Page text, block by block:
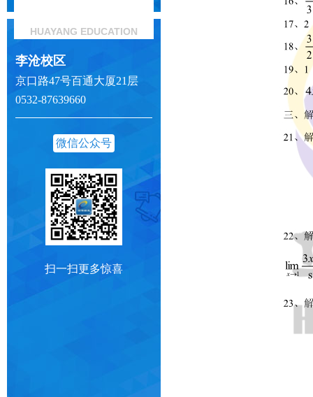
HUAYANG EDUCATION
李沧校区
京口路47号百通大厦21层
0532-87639660
微信公众号
扫一扫更多惊喜